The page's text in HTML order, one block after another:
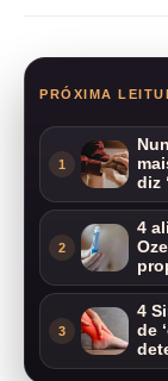
PRÓXIMA
1
diz
2
4
3
4
de